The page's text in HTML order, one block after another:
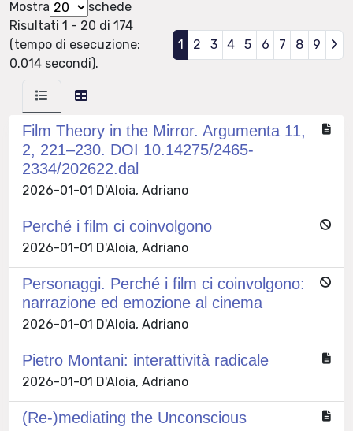
Mostra
schede
Risultati 1 - 20 di 174
(tempo di esecuzione:
0.014 secondi).
1 2 3 4 5 6 7 8 9
Film Theory in the Mirror. Argumenta 11,
2, 221–230. DOI 10.14275/2465-
2334/202622.dal
2026-01-01 D'Aloia, Adriano
Perché i film ci coinvolgono
2026-01-01 D'Aloia, Adriano
Personaggi. Perché i film ci coinvolgono:
narrazione ed emozione al cinema
2026-01-01 D'Aloia, Adriano
Pietro Montani: interattività radicale
2026-01-01 D'Aloia, Adriano
(Re-)mediating the Unconscious